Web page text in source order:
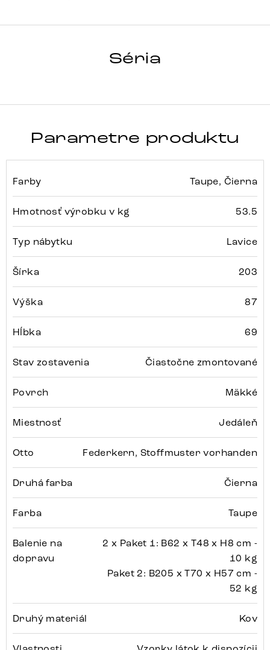
Séria
TAYA-FLEX
Parametre produktu
Farby Taupe, Čierna
Hmotnosť výrobku v kg 53.5
Typ nábytku Lavice
Šírka 203
Výška 87
Hĺbka 69
Stav zostavenia Čiastočne zmontované
Povrch Mäkké
Miestnosť Jedáleň
Otto Federkern, Stoffmuster vorhanden
Druhá farba Čierna
Farba Taupe
Balenie na
dopravu
2 x Paket 1: B62 x T48 x H8 cm -
10 kg
Paket 2: B205 x T70 x H57 cm -
52 kg
Druhý materiál Kov